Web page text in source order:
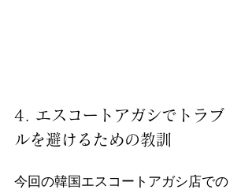
4. エスコートアガシでトラブ
ルを避けるための教訓
今回の韓国エスコートアガシ店での